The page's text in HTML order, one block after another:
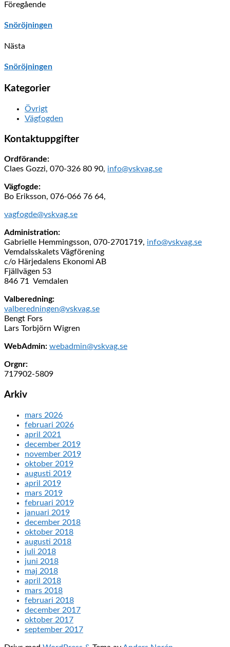
Föregående
Snöröjningen
Nästa
Snöröjningen
Kategorier
Övrigt
Vägfogden
Kontaktuppgifter
Ordförande:
Claes Gozzi, 070-326 80 90, info@vskvag.se
Vägfogde:
Bo Eriksson, 076-066 76 64,
vagfogde@vskvag.se
Administration:
Gabrielle Hemmingsson, 070-2701719, info@vskvag.se
Vemdalsskalets Vägförening
c/o Härjedalens Ekonomi AB
Fjällvägen 53
846 71 Vemdalen
Valberedning:
valberedningen@vskvag.se
Bengt Fors
Lars Torbjörn Wigren
WebAdmin: webadmin@vskvag.se
Orgnr:
717902-5809
Arkiv
mars 2026
februari 2026
april 2021
december 2019
november 2019
oktober 2019
augusti 2019
april 2019
mars 2019
februari 2019
januari 2019
december 2018
oktober 2018
augusti 2018
juli 2018
juni 2018
maj 2018
april 2018
mars 2018
februari 2018
december 2017
oktober 2017
september 2017